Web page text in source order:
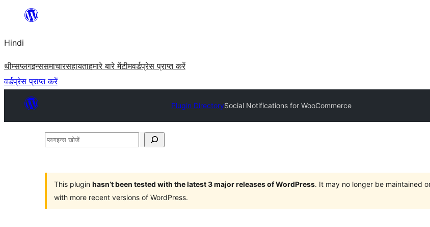
सामग्री
जाएं
Hindi
थीम्सप्लगइन्ससमाचारसहायताहमारे बारे मेंटीमवर्डप्रेस प्राप्त करें
वर्डप्रेस प्राप्त करें
Plugin DirectorySocial Notifications for WooCommerce
प्लगइन्स
This plugin hasn’t been tested with the latest 3 major releases of WordPress. It may no longer be maintained
with more recent versions of WordPress.